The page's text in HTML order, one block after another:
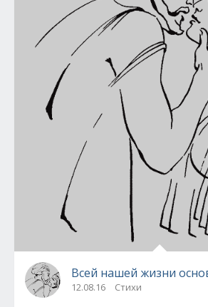
Всей нашей жизни
12.08.16 Стихи